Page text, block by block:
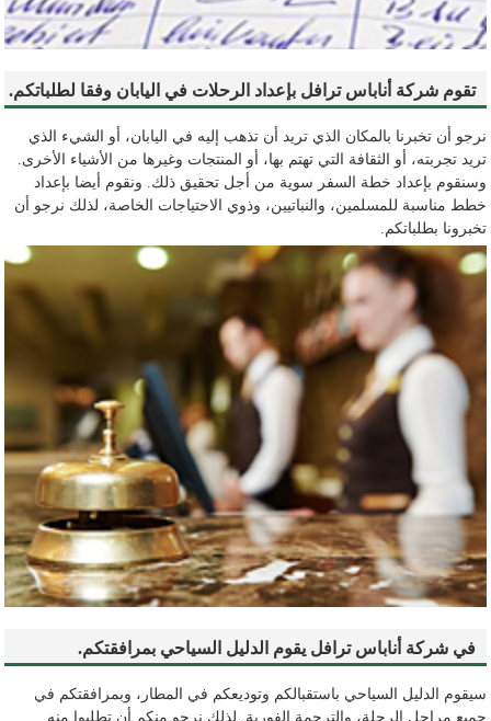
تقوم شركة أناباس ترافل بإعداد الرحلات في اليابان وفقا لطلباتكم.
نرجو أن تخبرنا بالمكان الذي تريد أن تذهب إليه في اليابان، أو الشيء الذي
تريد تجربته، أو الثقافة التي تهتم بها، أو المنتجات وغيرها من الأشياء الأخرى.
وسنقوم بإعداد خطة السفر سوية من أجل تحقيق ذلك. ونقوم أيضا بإعداد
خطط مناسبة للمسلمين، والنباتيين، وذوي الاحتياجات الخاصة، لذلك نرجو أن
تخبرونا بطلباتكم.
في شركة أناباس ترافل يقوم الدليل السياحي بمرافقتكم.
سيقوم الدليل السياحي باستقبالكم وتوديعكم في المطار، وبمرافقتكم في
جميع مراحل الرحلة، والترجمة الفورية. لذلك نرجو منكم أن تطلبوا منه